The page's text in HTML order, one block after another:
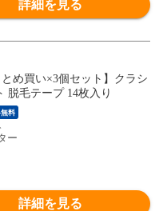
詳細を見る
とめ買い×3個セット】クラシ
脱毛テープ 14枚入り
料
ー
詳細を見る